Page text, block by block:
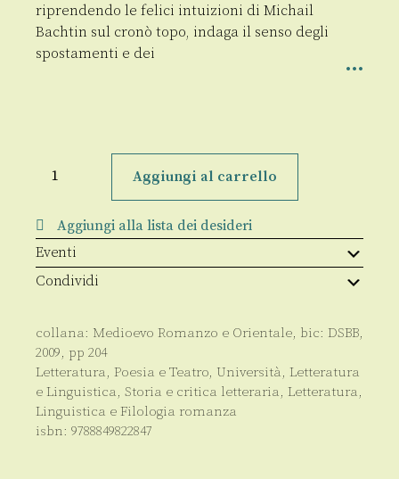
riprendendo le felici intuizioni di Michail
Bachtin sul cronò topo, indaga il senso degli
spostamenti e dei
viaggi
quantità
Aggiungi al carrello
Aggiungi alla lista dei desideri
Eventi
Condividi
collana: Medioevo Romanzo e Orientale, bic: DSBB,
2009, pp 204
Letteratura, Poesia e Teatro, Università, Letteratura
e Linguistica, Storia e critica letteraria, Letteratura,
Linguistica e Filologia romanza
isbn: 9788849822847